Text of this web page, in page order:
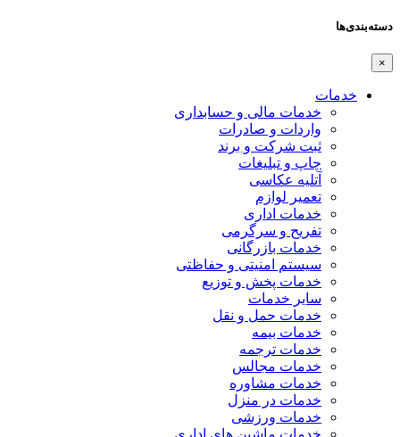
دسته‌بندی‌ها
×
خدمات
خدمات مالی و حسابداری
واردات و صادرات
ثبت شرکت و برند
چاپ و تبلیغات
آتلیه عکاسی
تعمیر لوازم
خدمات اداری
تفریح و سرگرمی
خدمات بازرگانی
سیستم امنیتی و حفاظتی
خدمات پخش و توزیع
سایر خدمات
خدمات حمل و نقل
خدمات بیمه
خدمات ترجمه
خدمات مجالس
خدمات مشاوره
خدمات در منزل
خدمات ورزشی